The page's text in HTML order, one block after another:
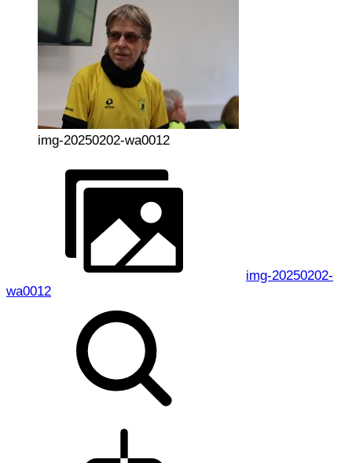
img-20250202-wa0012
img-20250202-
wa0012